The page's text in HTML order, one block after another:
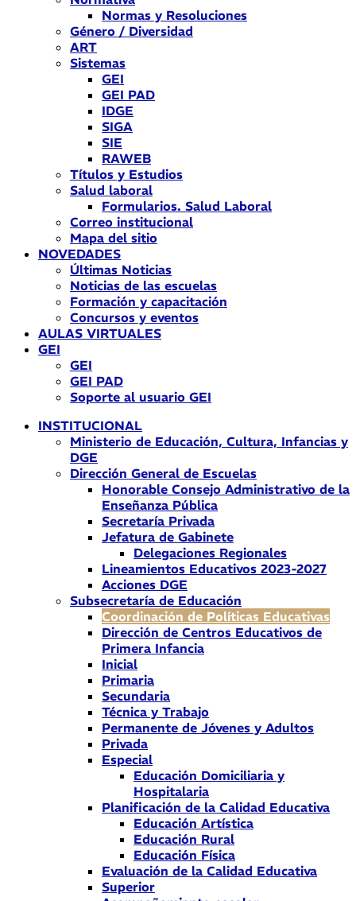
Normas y Resoluciones
Género / Diversidad
ART
Sistemas
GEI
GEI PAD
IDGE
SIGA
SIE
RAWEB
Títulos y Estudios
Salud laboral
Formularios. Salud Laboral
Correo institucional
Mapa del sitio
NOVEDADES
Últimas Noticias
Noticias de las escuelas
Formación y capacitación
Concursos y eventos
AULAS VIRTUALES
GEI
GEI
GEI PAD
Soporte al usuario GEI
INSTITUCIONAL
Ministerio de Educación, Cultura, Infancias y
DGE
Dirección General de Escuelas
Honorable Consejo Administrativo de la
Enseñanza Pública
Secretaría Privada
Jefatura de Gabinete
Delegaciones Regionales
Lineamientos Educativos 2023-2027
Acciones DGE
Subsecretaría de Educación
Coordinación de Políticas Educativas
Dirección de Centros Educativos de
Primera Infancia
Inicial
Primaria
Secundaria
Técnica y Trabajo
Permanente de Jóvenes y Adultos
Privada
Especial
Educación Domiciliaria y
Hospitalaria
Planificación de la Calidad Educativa
Educación Artística
Educación Rural
Educación Física
Evaluación de la Calidad Educativa
Superior